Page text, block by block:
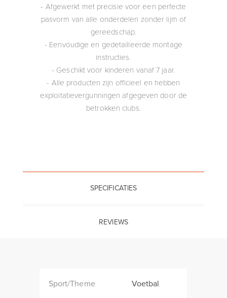
- Afgewerkt met precisie voor een perfecte
pasvorm van alle onderdelen zonder lijm of
gereedschap.
- Eenvoudige en gedetailleerde montage
instructies.
- Geschikt voor kinderen vanaf 7 jaar.
- Alle producten zijn officieel en hebben
exploitatievergunningen afgegeven door de
betrokken clubs.
SPECIFICATIES
REVIEWS
Sport/Theme Voetbal